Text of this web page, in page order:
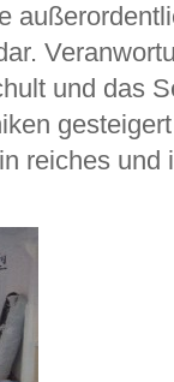
und das
reiches und